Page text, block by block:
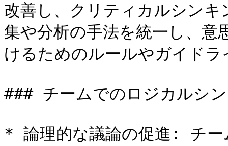
改善し、クリティカルシン
集や分析の手法を統一し、意
けるためのルールやガイド
### チームでのロジカルシ
* 論理的な議論の促進: チー